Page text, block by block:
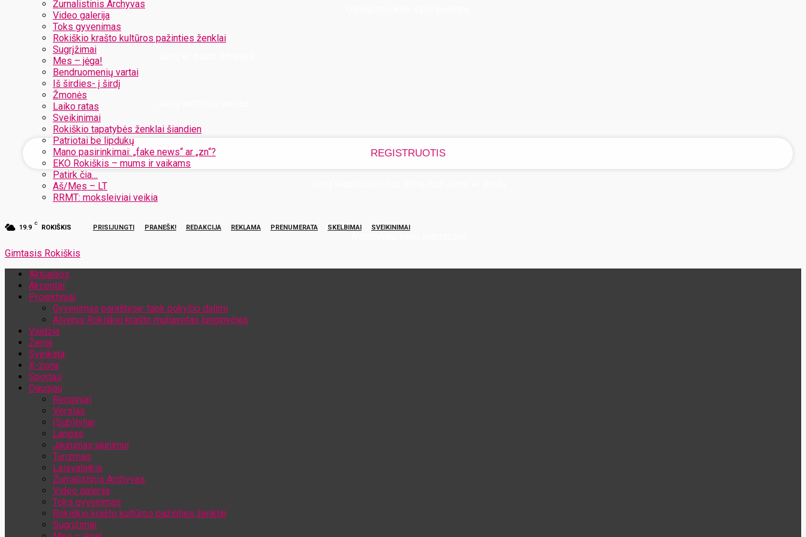
Žurnalistinis Archyvas
Video galerija
Toks gyvenimas
Rokiškio krašto kultūros pažinties ženklai
Sugrįžimai
Mes – jėga!
Bendruomenių vartai
Iš širdies- į širdį
Žmonės
Laiko ratas
Sveikinimai
Rokiškio tapatybės ženklai šiandien
Patriotai be lipdukų
Mano pasirinkimai: „fake news“ ar „zn“?
EKO Rokiškis – mums ir vaikams
Patirk čia…
Aš/Mes – LT
RRMT: moksleiviai veikia
19.9
C
ROKIŠKIS PRISIJUNGTI PRANEŠK! REDAKCIJA REKLAMA PRENUMERATA SKELBIMAI SVEIKINIMAI
Gimtasis Rokiškis
Aktualijos
Akcentai
Projektiniai
Gyvenimas paraštėse: tapk pokyčio dalimi
Atvėrus Rokiškio krašto muliavotas lunginyčias
Valdžia
Žemė
Sveikata
X-zona
Sportas
Daugiau
Renginiai
Verslas
(Sub)tyliai
Langas
Jaunimas jaunimui
Turizmas
Laisvalaikis
Žurnalistinis Archyvas
Video galerija
Toks gyvenimas
Rokiškio krašto kultūros pažinties ženklai
Sugrįžimai